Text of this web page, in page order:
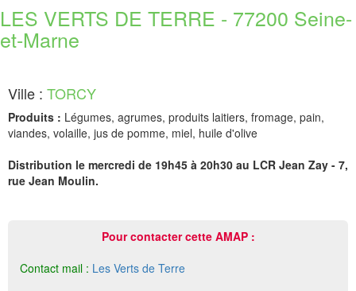
LES VERTS DE TERRE - 77200 Seine-
et-Marne
Ville : TORCY
Produits : Légumes, agrumes, produits laitiers, fromage, pain,
viandes, volaille, jus de pomme, miel, huile d'olive
Distribution le mercredi de 19h45 à 20h30 au LCR Jean Zay - 7,
rue Jean Moulin.
Pour contacter cette AMAP :
Contact mail : Les Verts de Terre